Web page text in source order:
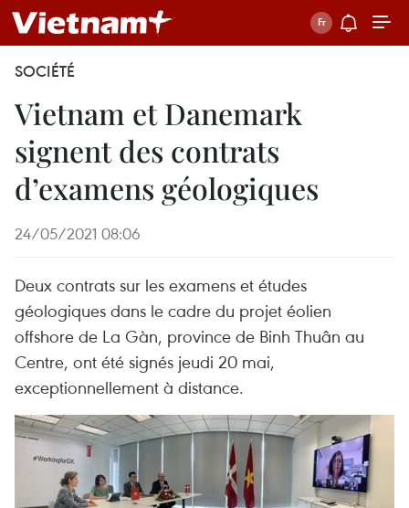
SOCIÉTÉ
Vietnam et Danemark
signent des contrats
d’examens géologiques
24/05/2021 08:06
Deux contrats sur les examens et études
géologiques dans le cadre du projet éolien
offshore de La Gàn, province de Binh Thuân au
Centre, ont été signés jeudi 20 mai,
exceptionnellement à distance.